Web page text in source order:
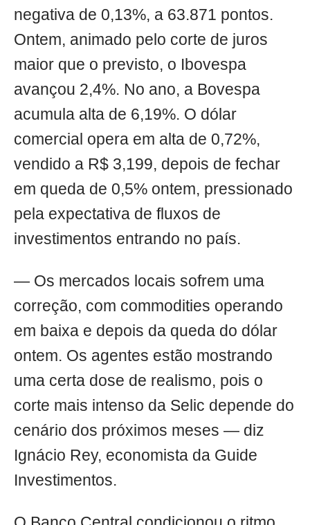
negativa de 0,13%, a 63.871 pontos.
Ontem, animado pelo corte de juros
maior que o previsto, o Ibovespa
avançou 2,4%. No ano, a Bovespa
acumula alta de 6,19%. O dólar
comercial opera em alta de 0,72%,
vendido a R$ 3,199, depois de fechar
em queda de 0,5% ontem, pressionado
pela expectativa de fluxos de
investimentos entrando no país.
— Os mercados locais sofrem uma
correção, com commodities operando
em baixa e depois da queda do dólar
ontem. Os agentes estão mostrando
uma certa dose de realismo, pois o
corte mais intenso da Selic depende do
cenário dos próximos meses — diz
Ignácio Rey, economista da Guide
Investimentos.